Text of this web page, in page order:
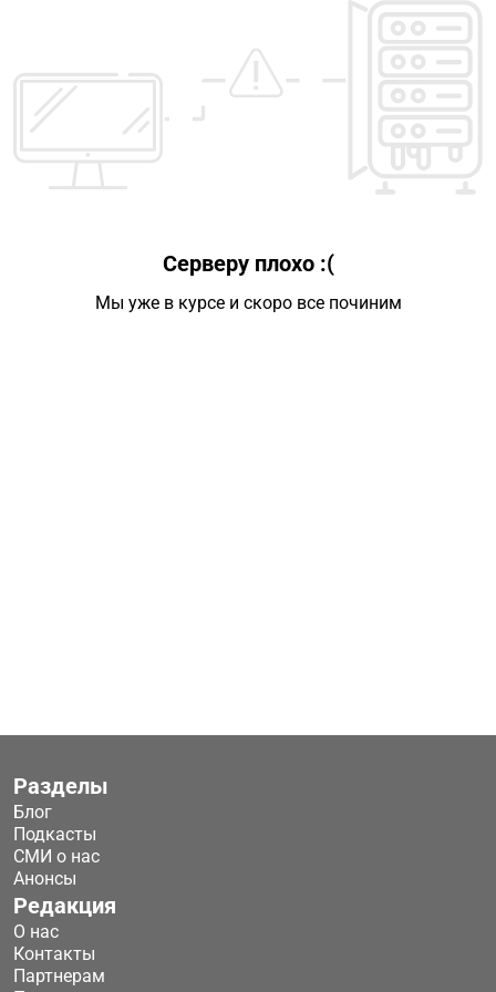
Серверу плохо :(
Мы уже в курсе и скоро все починим
Разделы
Блог
Подкасты
СМИ о нас
Анонсы
Редакция
О нас
Контакты
Партнерам